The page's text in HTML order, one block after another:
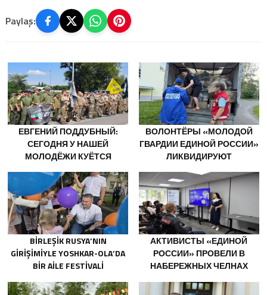
Paylaş:
ЕВГЕНИЙ ПОДДУБНЫЙ:
СЕГОДНЯ У НАШЕЙ
МОЛОДЁЖИ КУЁТСЯ
ВОЛОНТЁРЫ «МОЛОДОЙ
ГВАРДИИ ЕДИНОЙ РОССИИ»
ЛИКВИДИРУЮТ
НА УРАЛЕ И ДАЛЬНЕМ
ВОСТОКЕ
BIRLEŞIK RUSYA’NIN
GIRIŞIMIYLE YOSHKAR-OLA’DA
BIR AILE FESTIVALI
АКТИВИСТЫ «ЕДИНОЙ
РОССИИ» ПРОВЕЛИ В
НАБЕРЕЖНЫХ ЧЕЛНАХ
МЕРОПРИЯТИЯ ДЛЯ